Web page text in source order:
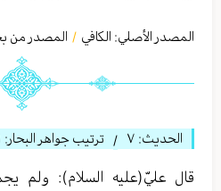
المصدر الأصلي: الكافي / المصدر من
الحديث: ٧ / ترتيب جواهر البحار:
قال عليّ(عليه السلام): ولم